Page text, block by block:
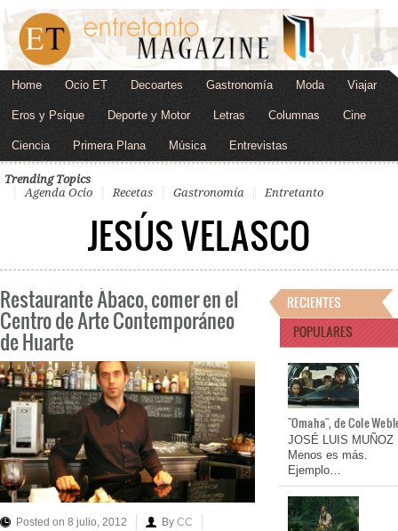
Home Ocio ET Decoartes Gastronomía Moda Viajar
Eros y Psique Deporte y Motor Letras Columnas Cine
Ciencia Primera Plana Música Entrevistas
Trending Topics
Agenda Ocio
Recetas Gastronomía Entretanto
JESÚS VELASCO
Restaurante Ábaco, comer en el
Centro de Arte Contemporáneo
de Huarte
Posted on 8 julio, 2012 By CC
RECIENTES
POPULARES
"Omaha", de Cole
JOSÉ LUIS MUÑOZ
Menos es más.
Ejemplo…